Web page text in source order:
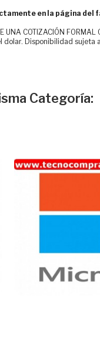
en la página del
UNA COTIZACIÓN
Disponibilidad
Categoría: